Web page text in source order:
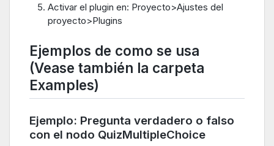
Activar el plugin en: Proyecto>Ajustes del
proyecto>Plugins
Ejemplos de como se usa
(Vease también la carpeta
Examples)
Ejemplo: Pregunta verdadero o falso
con el nodo QuizMultipleChoice